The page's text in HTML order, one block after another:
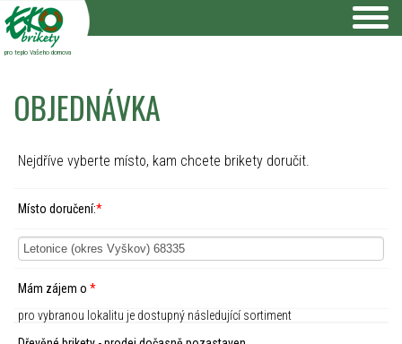
pro teplo Vašeho domova
OBJEDNÁVKA
Nejdříve vyberte místo, kam chcete brikety doručit.
Místo doručení:*
Mám zájem o *
pro vybranou lokalitu je dostupný následující sortiment